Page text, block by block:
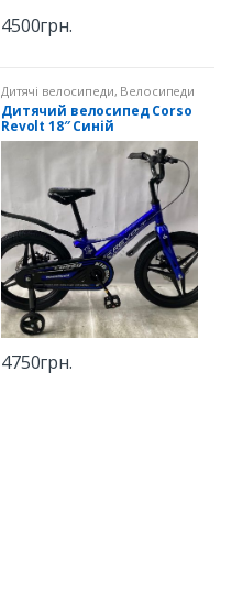
4500грн.
Дитячі велосипеди, Велосипеди
18" зріст 110-130 см
Дитячий велосипед Corso
Revolt 18″ Синій
4750грн.